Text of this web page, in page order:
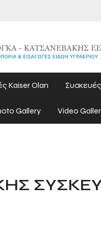
Kaiser Olan
Gallery Video